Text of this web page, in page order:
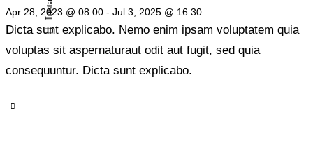
Apr 28, 2023 @ 08:00 - Jul 3, 2025 @ 16:30
Dicta sunt explicabo. Nemo enim ipsam voluptatem quia
voluptas sit aspernaturaut odit aut fugit, sed quia
consequuntur. Dicta sunt explicabo.